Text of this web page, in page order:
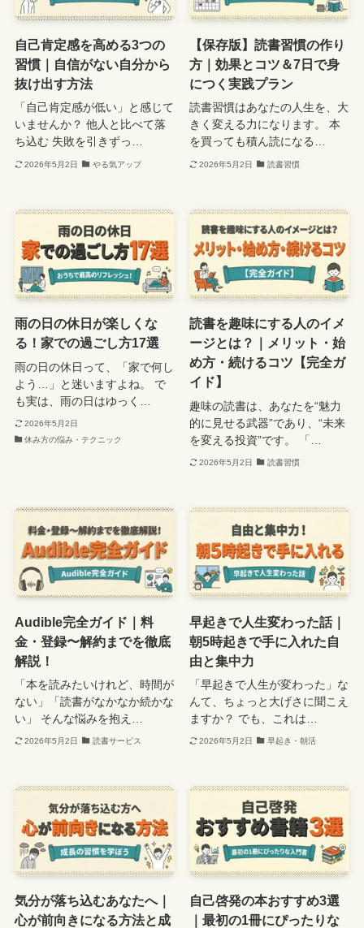
自己肯定感を高める3つの
習慣｜自信がない自分から
抜け出す方法
「自己肯定感が低い」と感じて
いませんか？ 他人と比べて落
ち込む 失敗を引きずっ…
2026年5月2日 やる気アップ
【保存版】読書習慣の作り
方｜効果とコツ＆7日で身
につく実践プラン
読書習慣はあなたの人生を、大
きく変える力になります。 本
を買っても積ん読になる…
2026年5月2日 読書習慣
雨の日の休日が楽しくな
る！家での過ごし方17選
雨の日の休日って、「家で何し
よう…」と迷いますよね。 で
も実は、雨の日はゆっく…
2026年5月2日
休み方の悩み・テクニック
読書を趣味にする人のイメ
ージとは？｜メリット・始
め方・続けるコツ【完全ガ
イド】
趣味の読書は、あなたを“魅力
的に見せる武器”であり、“未来
を変える投資”です。 「…
2026年5月2日 読書習慣
Audible完全ガイド｜料
金・登録〜解約までを徹底
解説！
「本を読みたいけれど、時間が
ない」「読書がなかなか続かな
い」 そんな悩みを抱え…
2026年5月2日 読書サービス
早起きで人生変わった話｜
朝5時起きで手に入れた自
由と集中力
「早起きで人生が変わった」な
んて、ちょっと大げさに聞こえ
ますか？ でも、これは…
2026年5月2日 早起き・朝活
気分が落ち込むあなたへ｜
心が前向きになる方法と成
自己啓発の本おすすめ3選
｜最初の1冊にぴったりな